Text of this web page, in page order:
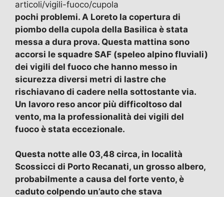
pochi problemi. A Loreto la copertura di
piombo della cupola della Basilica è stata
messa a dura prova. Questa mattina sono
accorsi le squadre SAF (speleo alpino fluviali)
dei vigili del fuoco che hanno messo in
sicurezza diversi metri di lastre che
rischiavano di cadere nella sottostante via.
Un lavoro reso ancor più difficoltoso dal
vento, ma la professionalità dei vigili del
fuoco è stata eccezionale.
Questa notte alle 03,48 circa, in località
Scossicci di Porto Recanati, un grosso albero,
probabilmente a causa del forte vento, è
caduto colpendo un’auto che stava